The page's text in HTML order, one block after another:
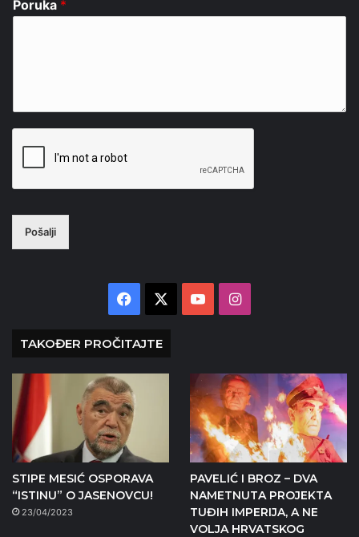
Poruka *
Pošalji
Facebook YouTubeInstagram
TAKOĐER PROČITAJTE
STIPE MESIĆ OSPORAVA
“ISTINU” O JASENOVCU!
23/04/2023
PAVELIĆ I BROZ – DVA
NAMETNUTA PROJEKTA
TUĐIH IMPERIJA, A NE
VOLJA HRVATSKOG